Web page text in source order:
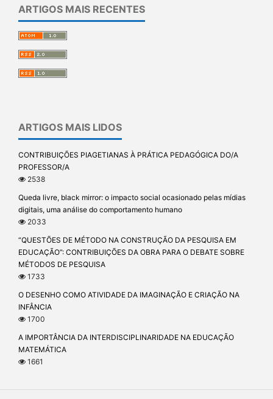
ARTIGOS MAIS RECENTES
ARTIGOS MAIS LIDOS
CONTRIBUIÇÕES PIAGETIANAS À PRÁTICA PEDAGÓGICA DO/A
PROFESSOR/A
2538
Queda livre, black mirror: o impacto social ocasionado pelas mídias
digitais, uma análise do comportamento humano
2033
“QUESTÕES DE MÉTODO NA CONSTRUÇÃO DA PESQUISA EM
EDUCAÇÃO”: CONTRIBUIÇÕES DA OBRA PARA O DEBATE SOBRE
MÉTODOS DE PESQUISA
1733
O DESENHO COMO ATIVIDADE DA IMAGINAÇÃO E CRIAÇÃO NA
INFÂNCIA
1700
A IMPORTÂNCIA DA INTERDISCIPLINARIDADE NA EDUCAÇÃO
MATEMÁTICA
1661